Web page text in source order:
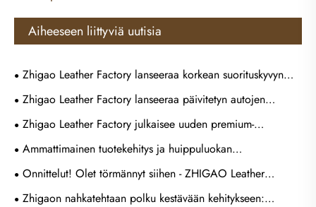
Aiheeseen liittyviä uutisia
Zhigao Leather Factory lanseeraa korkean suorituskyvyn
mikrokuitukankaan
Zhigao Leather Factory lanseeraa päivitetyn autojen
synteettisen nahkasarjan maailmanlaajuisille ajoneuvojen
sisämarkkinoille
Zhigao Leather Factory julkaisee uuden premium-
strutsikuvioisen PU-nahan laukkujen valmistukseen
Ammattimainen tuotekehitys ja huippuluokan
urheilupallonahkamateriaalien tuotanto
Onnittelut! Olet törmännyt siihen - ZHIGAO Leather
Factory
Zhigaon nahkatehtaan polku kestävään kehitykseen: